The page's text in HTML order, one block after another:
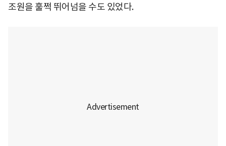
조원을 훌쩍 뛰어넘을 수도 있었다.